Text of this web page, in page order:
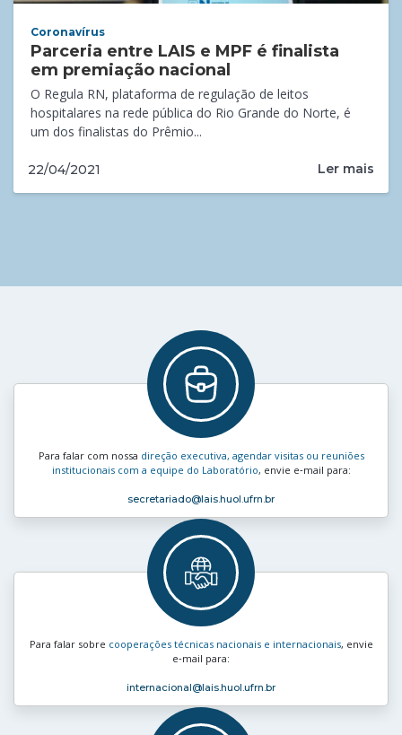
Coronavírus
Parceria entre LAIS e MPF é finalista
em premiação nacional
O Regula RN, plataforma de regulação de leitos
hospitalares na rede pública do Rio Grande do Norte, é
um dos finalistas do Prêmio...
22/04/2021 Ler mais
Para falar com nossa direção executiva, agendar visitas ou reuniões
institucionais com a equipe do Laboratório, envie e‑mail para:
secretariado@lais.huol.ufrn.br
Para falar sobre cooperações técnicas nacionais e internacionais, envie
e‑mail para:
internacional@lais.huol.ufrn.br